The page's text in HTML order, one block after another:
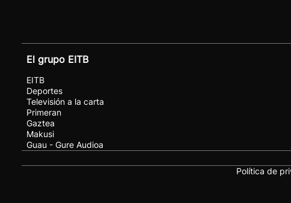
El grupo EITB
EITB
Deportes
Televisión a la carta
Primeran
Gaztea
Makusi
Guau - Gure Audioa
Política de